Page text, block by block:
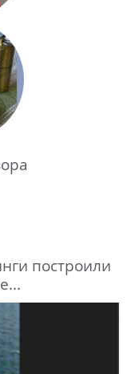
построили